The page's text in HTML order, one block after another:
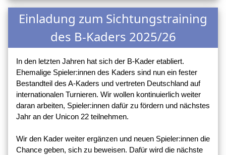
Einladung zum Sichtungstraining
des B-Kaders 2025/26
In den letzten Jahren hat sich der B-Kader etabliert.
Ehemalige Spieler:innen des Kaders sind nun ein fester
Bestandteil des A-Kaders und vertreten Deutschland auf
internationalen Turnieren. Wir wollen kontinuierlich weiter
daran arbeiten, Spieler:innen dafür zu fördern und nächstes
Jahr an der Unicon 22 teilnehmen.
Wir den Kader weiter ergänzen und neuen Spieler:innen die
Chance geben, sich zu beweisen. Dafür wird die nächste